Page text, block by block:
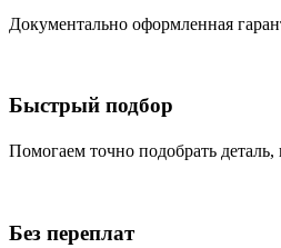
Документально оформленная
Быстрый подбор
Помогаем точно подобрать
Без переплат